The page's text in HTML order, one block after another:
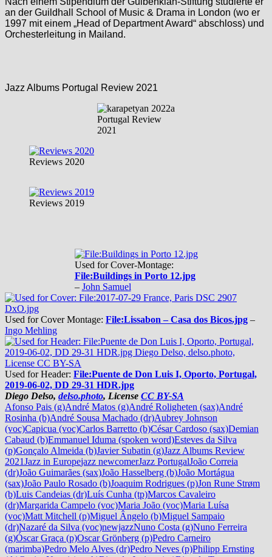
an der Guildhall School of Music & Drama in London (wo er
1997 mit einem „Head of Department Award“ abschloss) und
Orchesterleitung in Mailand.
Jazz Albums Portugal Review 2021
Portugal Review
2021
Reviews 2020
Reviews 2019
Used for Cover-Montage:
File:Buildings in Porto 12.jpg
– John Samuel
Used for Cover Montage: File:Lissabon – Casa dos Bicos.jpg –
Ingo Mehling
Used for Header: File:Puente de Don Luis I, Oporto, Portugal,
2019-06-02, DD 29-31 HDR.jpg
Diego Delso, delso.photo, License CC BY-SA
Afonso Pais (g)André Matos (g)André Roligheten (sax)André
Rosinha (b)André Sousa Machado (dr)Aubrey Johnson
(voc)Capicua (voc)Carlos Barretto (b)César Cardoso (sax)Demian
Cabaud (b)Emmanuel Iduma (spoken word)Esteves da Silva
(p)Gonçalo Almeida (b)Javier Subatin (g)Jazz Albums Review
2021Jazz in Europejazz newcomerJazz PortugalJoão Correia
(dr)João Guimarães (sax)João Hasselberg (b)João Mortágua
(sax)João Paulo Rosado (b)Joaquim Rodrigues (p)Jon Rune Strøm
(b)Luis Candeias (dr)Luís Cunha (tp)Marcos Cavaleiro
(dr)Margarida Campelo (voc)Maria João (voc)Maria Luísa
(voc)Matt Mitchell (p)Miguel Ângelo (b)Miguel Sampaio
(dr)Nazaré da Silva (voc)newjazzNuno Costa (g)Nuno Ferreira
(g)Óscar Graça (p)Oscar Grönberg (p)Pedro Carneiro
(marimba)Pedro Melo Alves (dr)Pedro Neves (p)Philipp Ernsting